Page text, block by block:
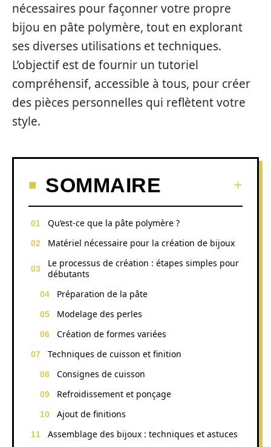
nécessaires pour façonner votre propre
bijou en pâte polymère, tout en explorant
ses diverses utilisations et techniques.
L’objectif est de fournir un tutoriel
compréhensif, accessible à tous, pour créer
des pièces personnelles qui reflètent votre
style.
SOMMAIRE
Qu’est-ce que la pâte polymère ?
Matériel nécessaire pour la création de bijoux
Le processus de création : étapes simples pour
débutants
Préparation de la pâte
Modelage des perles
Création de formes variées
Techniques de cuisson et finition
Consignes de cuisson
Refroidissement et ponçage
Ajout de finitions
Assemblage des bijoux : techniques et astuces